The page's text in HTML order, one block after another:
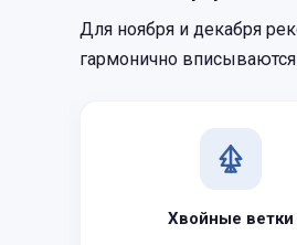
Для ноября и декабря
гармонично
Хвойные ветки